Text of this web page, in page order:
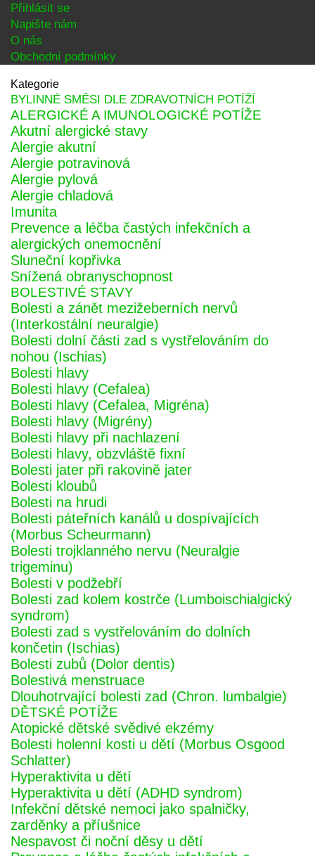
Přihlásit se
Napište nám
O nás
Obchodní podmínky
Kategorie
BYLINNÉ SMĚSI DLE ZDRAVOTNÍCH POTÍŽÍ
ALERGICKÉ A IMUNOLOGICKÉ POTÍŽE
Akutní alergické stavy
Alergie akutní
Alergie potravinová
Alergie pylová
Alergie chladová
Imunita
Prevence a léčba častých infekčních a
alergických onemocnění
Sluneční kopřivka
Snížená obranyschopnost
BOLESTIVÉ STAVY
Bolesti a zánět mezižeberních nervů
(Interkostální neuralgie)
Bolesti dolní části zad s vystřelováním do
nohou (Ischias)
Bolesti hlavy
Bolesti hlavy (Cefalea)
Bolesti hlavy (Cefalea, Migréna)
Bolesti hlavy (Migrény)
Bolesti hlavy při nachlazení
Bolesti hlavy, obzvláště fixní
Bolesti jater při rakovině jater
Bolesti kloubů
Bolesti na hrudi
Bolesti páteřních kanálů u dospívajících
(Morbus Scheurmann)
Bolesti trojklanného nervu (Neuralgie
trigeminu)
Bolesti v podžebří
Bolesti zad kolem kostrče (Lumboischialgický
syndrom)
Bolesti zad s vystřelováním do dolních
končetin (Ischias)
Bolesti zubů (Dolor dentis)
Bolestivá menstruace
Dlouhotrvající bolesti zad (Chron. lumbalgie)
DĚTSKÉ POTÍŽE
Atopické dětské svědivé ekzémy
Bolesti holenní kosti u dětí (Morbus Osgood
Schlatter)
Hyperaktivita u dětí
Hyperaktivita u dětí (ADHD syndrom)
Infekční dětské nemoci jako spalničky,
zarděnky a příušnice
Nespavost či noční děsy u dětí